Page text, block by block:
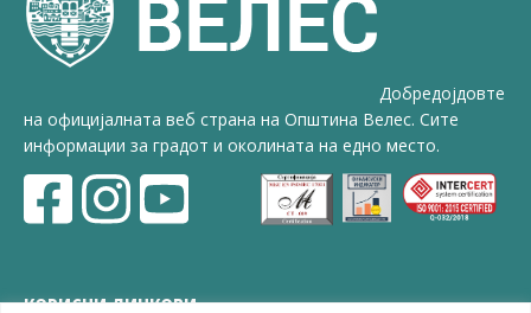
Добредојдовте
на официјалната веб страна на Општина Велес. Сите
информации за градот и околината на едно место.
КОРИСНИ ЛИНКОВИ